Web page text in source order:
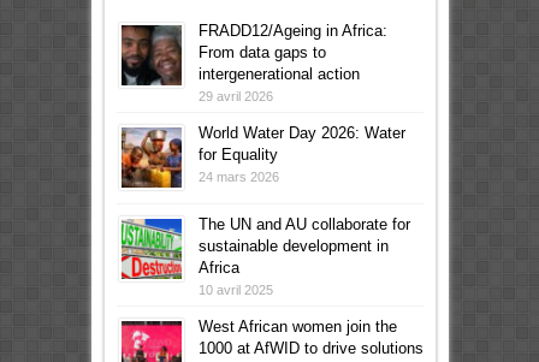
FRADD12/Ageing in Africa:
From data gaps to
intergenerational action
29 avril 2026
World Water Day 2026: Water
for Equality
24 mars 2026
The UN and AU collaborate for
sustainable development in
Africa
10 avril 2025
West African women join the
1000 at AfWID to drive solutions